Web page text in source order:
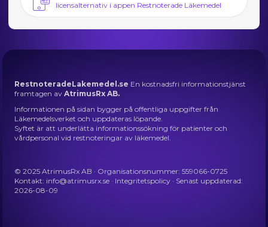
licensalternativ i appen Restnoterade Läkemedel
RestnoteradeLakemedel.se En kostnadsfri informationstjänst
framtagen avAtrimusRx AB.
Informationen på sidan bygger på offentliga uppgifter från
Läkemedelsverket och uppdateras löpande.
Syftet är att underlätta informationssökning för patienter och
vårdpersonal vid restnoteringar av läkemedel.
© 2025 AtrimusRx AB · Organisationsnummer: 559066-0725
Kontakt: info@atrimusrx.se · Integritetspolicy · Senast uppdaterad:
2026-08-09